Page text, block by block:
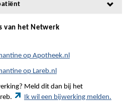
van het Netwerk
op Apotheek.nl
op Lareb.nl
Meld dit dan bij het
Ik wil een bijwerking melden.